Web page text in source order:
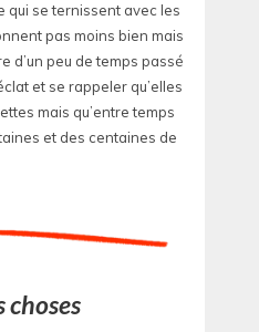
qui se ternissent avec les
pas moins bien mais
d’un peu de temps passé
et se rappeler qu’elles
mais qu’entre temps
et des centaines de
choses